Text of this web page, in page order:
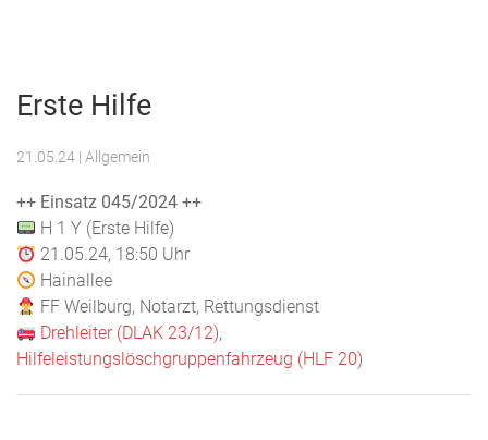
Erste Hilfe
21.05.24 | Allgemein
++ Einsatz 045/2024 ++
H 1 Y (Erste Hilfe)
21.05.24, 18:50 Uhr
Hainallee
FF Weilburg, Notarzt, Rettungsdienst
Drehleiter (DLAK 23/12),
Hilfeleistungslöschgruppenfahrzeug (HLF 20)